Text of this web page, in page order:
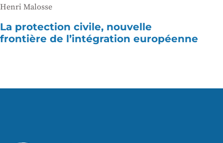
Henri Malosse
La protection civile, nouvelle
frontière de l’intégration européenne